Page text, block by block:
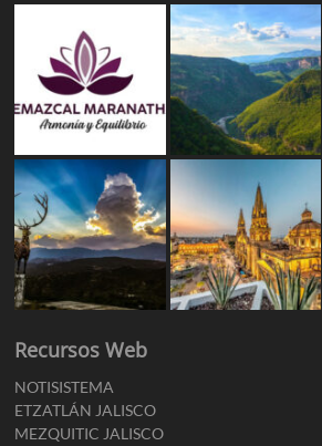
Recursos Web
NOTISISTEMA
ETZATLÁN JALISCO
MEZQUITIC JALISCO